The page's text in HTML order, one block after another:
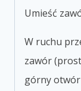
Umieść
W ruchu
zawór
górny